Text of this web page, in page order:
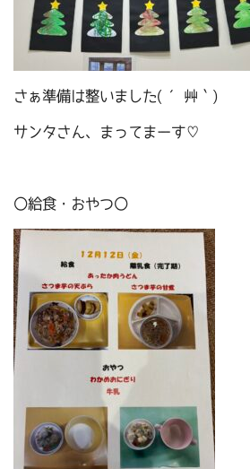
さぁ準備は整いました( ´艸｀)
サンタさん、まってまーす♡
〇給食・おやつ〇